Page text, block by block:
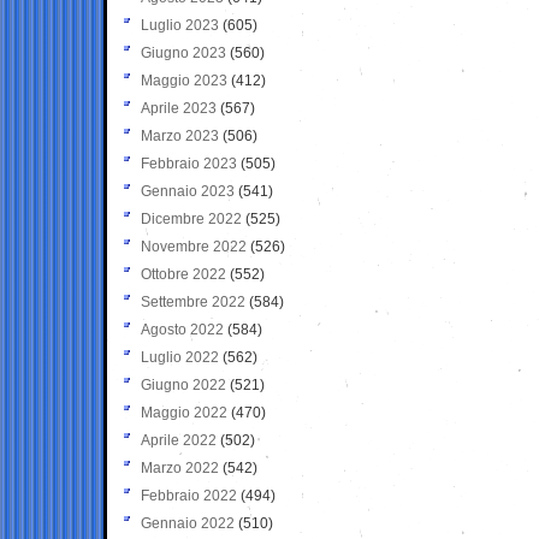
Luglio 2023 (605)
Giugno 2023 (560)
Maggio 2023 (412)
Aprile 2023 (567)
Marzo 2023 (506)
Febbraio 2023 (505)
Gennaio 2023 (541)
Dicembre 2022 (525)
Novembre 2022 (526)
Ottobre 2022 (552)
Settembre 2022 (584)
Agosto 2022 (584)
Luglio 2022 (562)
Giugno 2022 (521)
Maggio 2022 (470)
Aprile 2022 (502)
Marzo 2022 (542)
Febbraio 2022 (494)
Gennaio 2022 (510)